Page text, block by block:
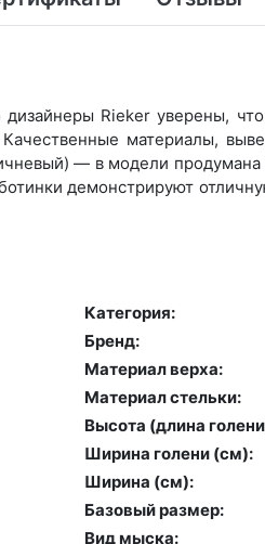
Rieker уверены,
материалы,
— в модели
демонстрируют
Категория:
Бренд:
Материал верха:
Материал стельки:
Высота (длина
Ширина голени (см):
Ширина (см):
Базовый размер:
Вид мыска: